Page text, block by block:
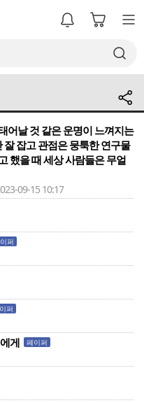
어날 것 같은 운명이 느껴지는
잘 잡고 관점은 뭉툭한 연구물
했을 때 세상 사람들은 무얼
09-15 10:17
퍼
퍼
게 페이퍼